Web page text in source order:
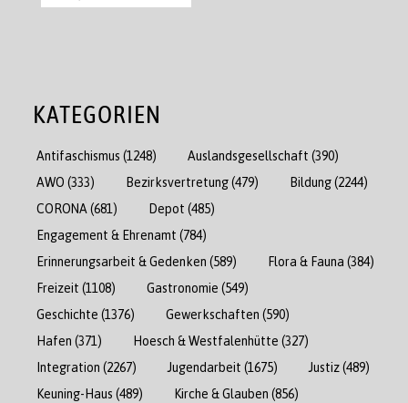
KATEGORIEN
Antifaschismus (1248) Auslandsgesellschaft (390)
AWO (333) Bezirksvertretung(479) Bildung(2244)
CORONA (681) Depot (485)
Engagement & Ehrenamt (784)
Erinnerungsarbeit & Gedenken (589) Flora & Fauna (384)
Freizeit (1108) Gastronomie (549)
Geschichte (1376) Gewerkschaften (590)
Hafen (371) Hoesch & Westfalenhütte (327)
Integration (2267) Jugendarbeit (1675) Justiz(489)
Keuning-Haus (489) Kirche & Glauben (856)